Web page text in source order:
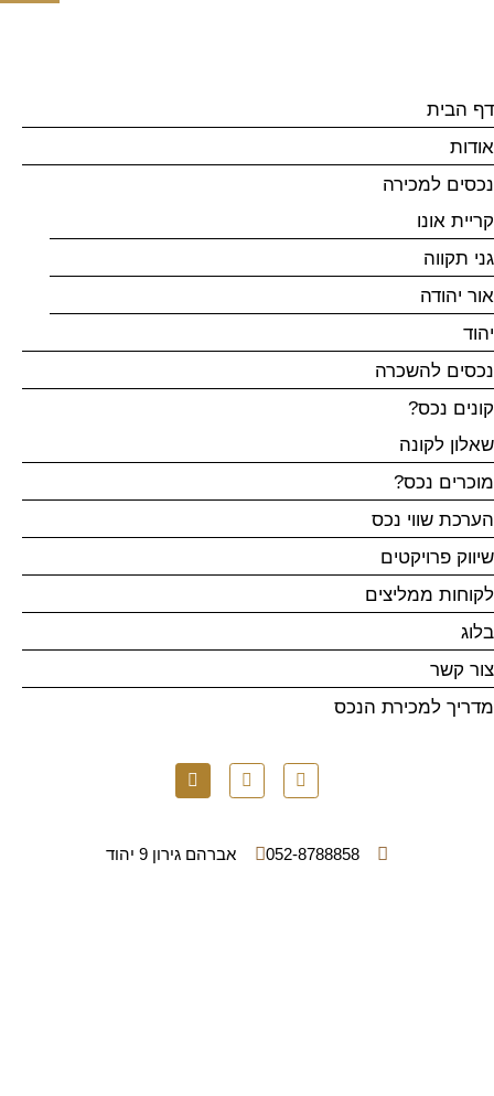
דף הבית
אודות
נכסים למכירה
קריית אונו
גני תקווה
אור יהודה
יהוד
נכסים להשכרה
קונים נכס?
שאלון לקונה
מוכרים נכס?
הערכת שווי נכס
שיווק פרויקטים
לקוחות ממליצים
בלוג
צור קשר
מדריך למכירת הנכס
052-8788858 אברהם גירון 9 יהוד